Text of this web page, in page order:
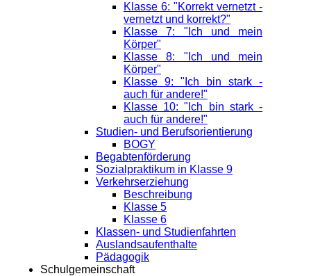
Klasse 6: "Korrekt vernetzt -
vernetzt und korrekt?"
Klasse 7: "Ich und mein
Körper"
Klasse 8: "Ich und mein
Körper"
Klasse 9: "Ich bin stark -
auch für andere!"
Klasse 10: "Ich bin stark -
auch für andere!"
Studien- und Berufsorientierung
BOGY
Begabtenförderung
Sozialpraktikum in Klasse 9
Verkehrserziehung
Beschreibung
Klasse 5
Klasse 6
Klassen- und Studienfahrten
Auslandsaufenthalte
Pädagogik
Schulgemeinschaft